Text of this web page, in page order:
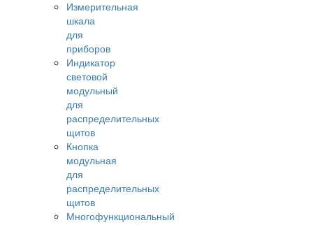
Измерительная
шкала
для
приборов
Индикатор
световой
модульный
для
распределительных
щитов
Кнопка
модульная
для
распределительных
щитов
Многофункциональный